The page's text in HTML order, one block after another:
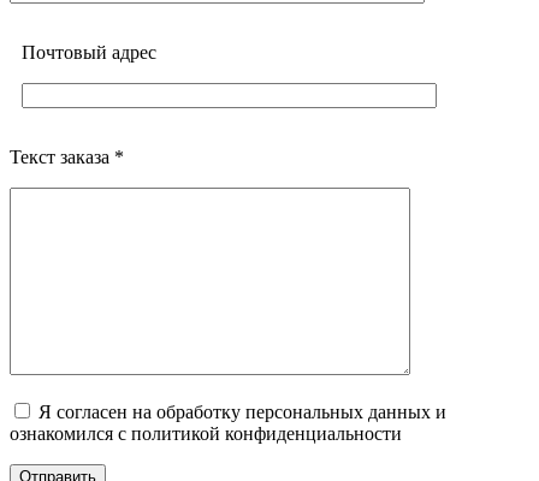
Почтовый адреc
Текст заказа *
Я согласен на обработку персональных данных и
ознакомился с политикой конфиденциальности